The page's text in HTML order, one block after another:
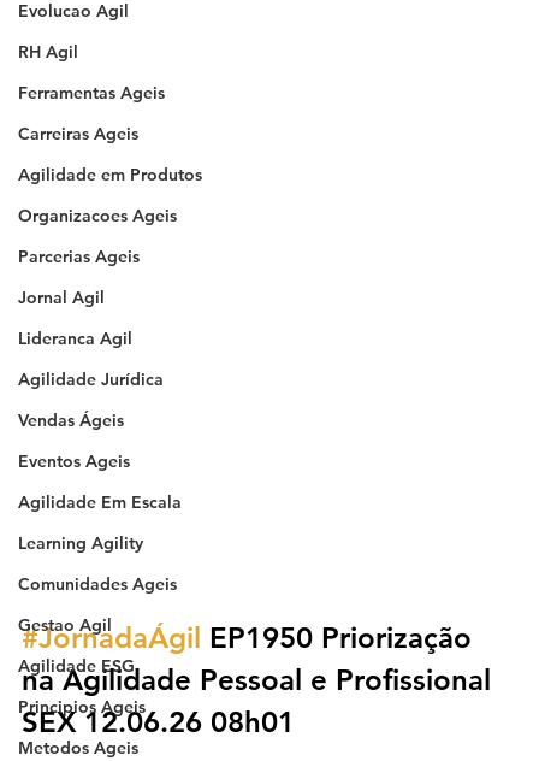
Evolucao Agil
RH Agil
Ferramentas Ageis
Carreiras Ageis
Agilidade em Produtos
Organizacoes Ageis
Parcerias Ageis
Jornal Agil
Lideranca Agil
Agilidade Jurídica
Vendas Ágeis
Eventos Ageis
Agilidade Em Escala
Learning Agility
Comunidades Ageis
Gestao Agil
Agilidade ESG
Principios Ageis
Metodos Ageis
#JornadaÁgil EP1950 Priorização
na Agilidade Pessoal e Profissional
SEX 12.06.26 08h01